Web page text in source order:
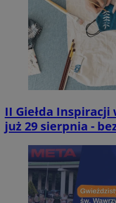
II Giełda Inspiracji
już 29 sierpnia -